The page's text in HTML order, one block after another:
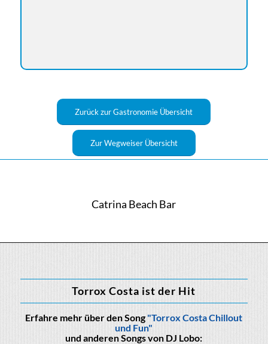
Zurück zur Gastronomie Übersicht
Zur Wegweiser Übersicht
Catrina Beach Bar
Torrox Costa ist der Hit
Erfahre mehr über den Song"Torrox Costa Chillout
und Fun"
und anderen Songs von DJ Lobo: